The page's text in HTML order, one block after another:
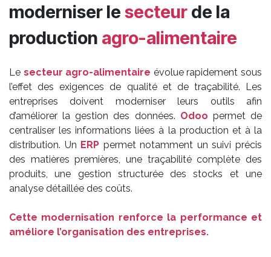
moderniser le secteur de la
production agro-alimentaire
Le secteur agro-alimentaire évolue rapidement sous
l’effet des exigences de qualité et de traçabilité. Les
entreprises doivent moderniser leurs outils afin
d’améliorer la gestion des données. Odoo permet de
centraliser les informations liées à la production et à la
distribution. Un ERP permet notamment un suivi précis
des matières premières, une traçabilité complète des
produits, une gestion structurée des stocks et une
analyse détaillée des coûts.
Cette modernisation renforce la performance et
améliore l’organisation des entreprises.